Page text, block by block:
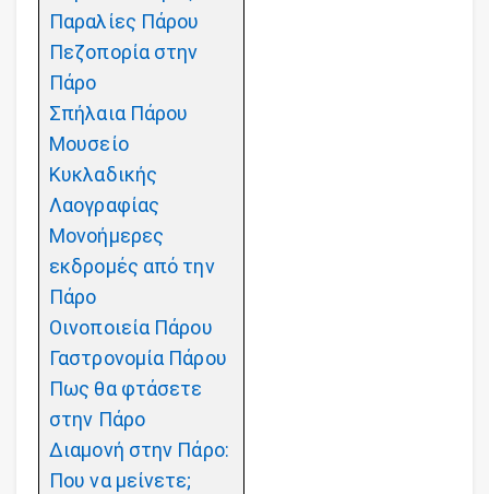
Παραλίες Πάρου
Πεζοπορία στην
Πάρο
Σπήλαια Πάρου
Μουσείο
Κυκλαδικής
Λαογραφίας
Μονοήμερες
εκδρομές από την
Πάρο
Οινοποιεία Πάρου
Γαστρονομία Πάρου
Πως θα φτάσετε
στην Πάρο
Διαμονή στην Πάρο:
Που να μείνετε;